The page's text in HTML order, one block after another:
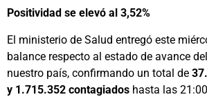
Positividad se elevó al 3,52%
El ministerio de Salud entregó este
balance respecto al estado de avance
nuestro país, confirmando un total de
y 1.715.352 contagiados hasta las